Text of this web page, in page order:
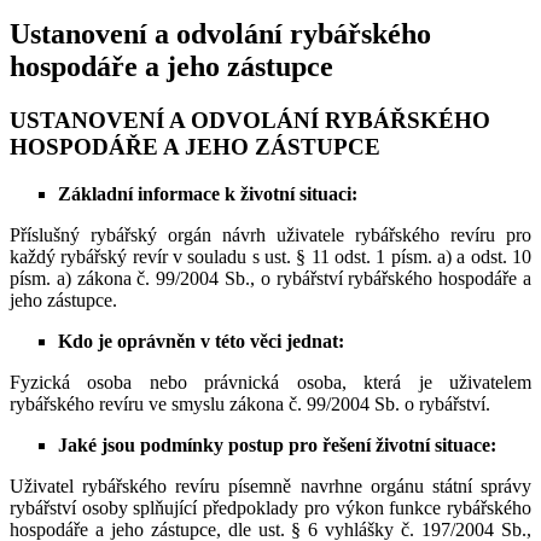
Ustanovení a odvolání rybářského
hospodáře a jeho zástupce
USTANOVENÍ A ODVOLÁNÍ RYBÁŘSKÉHO
HOSPODÁŘE A JEHO ZÁSTUPCE
Základní informace k životní situaci:
Příslušný rybářský orgán návrh uživatele rybářského revíru pro
každý rybářský revír v souladu s ust. § 11 odst. 1 písm. a) a odst. 10
písm. a) zákona č. 99/2004 Sb., o rybářství rybářského hospodáře a
jeho zástupce.
Kdo je oprávněn v této věci jednat:
Fyzická osoba nebo právnická osoba, která je uživatelem
rybářského revíru ve smyslu zákona č. 99/2004 Sb. o rybářství.
Jaké jsou podmínky postup pro řešení životní situace:
Uživatel rybářského revíru písemně navrhne orgánu státní správy
rybářství osoby splňující předpoklady pro výkon funkce rybářského
hospodáře a jeho zástupce, dle ust. § 6 vyhlášky č. 197/2004 Sb.,